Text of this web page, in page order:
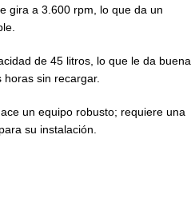
gira a 3.600 rpm, lo que da un
de 45 litros, lo que le da buena
sin recargar.
un equipo robusto; requiere una
su instalación.